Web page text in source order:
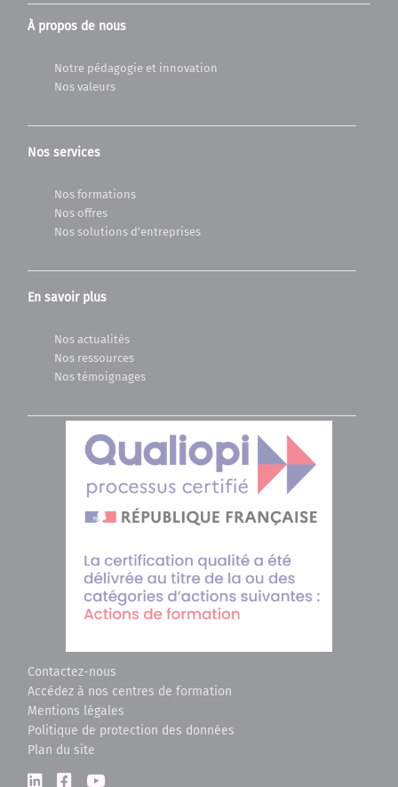
À propos de nous
Notre pédagogie et innovation
Nos valeurs
Nos services
Nos formations
Nos offres
Nos solutions d'entreprises
En savoir plus
Nos actualités
Nos ressources
Nos témoignages
Contactez-nous
Accédez à nos centres de formation
Mentions légales
Politique de protection des données
Plan du site